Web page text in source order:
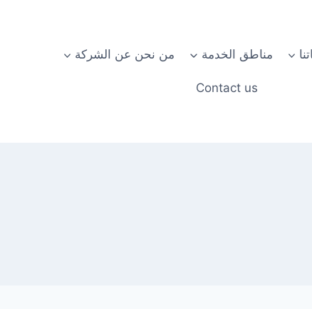
مناطق الخدمة من نحن عن الشركة
Contact us